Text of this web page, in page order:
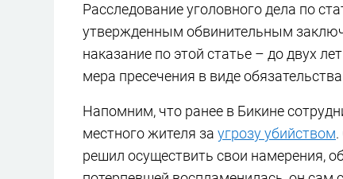
Расследование уголовного дела по
утвержденным обвинительным
наказание по этой статье – до двух
мера пресечения в виде
Напомним, что ранее в Бикине
местного жителя за угрозу убийством
решил осуществить свои намерения,